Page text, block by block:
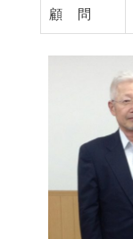
顧 問